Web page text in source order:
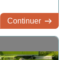
Continuer